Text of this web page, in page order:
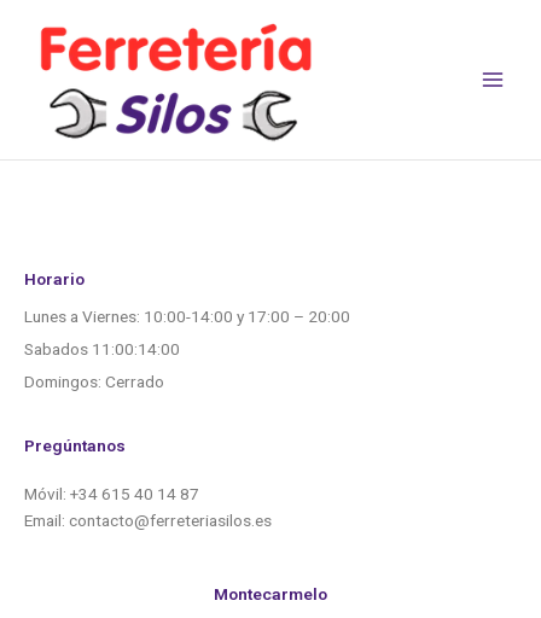
contenido
Horario
Lunes a Viernes: 10:00-14:00 y 17:00 – 20:00
Sabados 11:00:14:00
Domingos: Cerrado
Pregúntanos
Móvil: +34 615 40 14 87
Email: contacto@ferreteriasilos.es
Montecarmelo